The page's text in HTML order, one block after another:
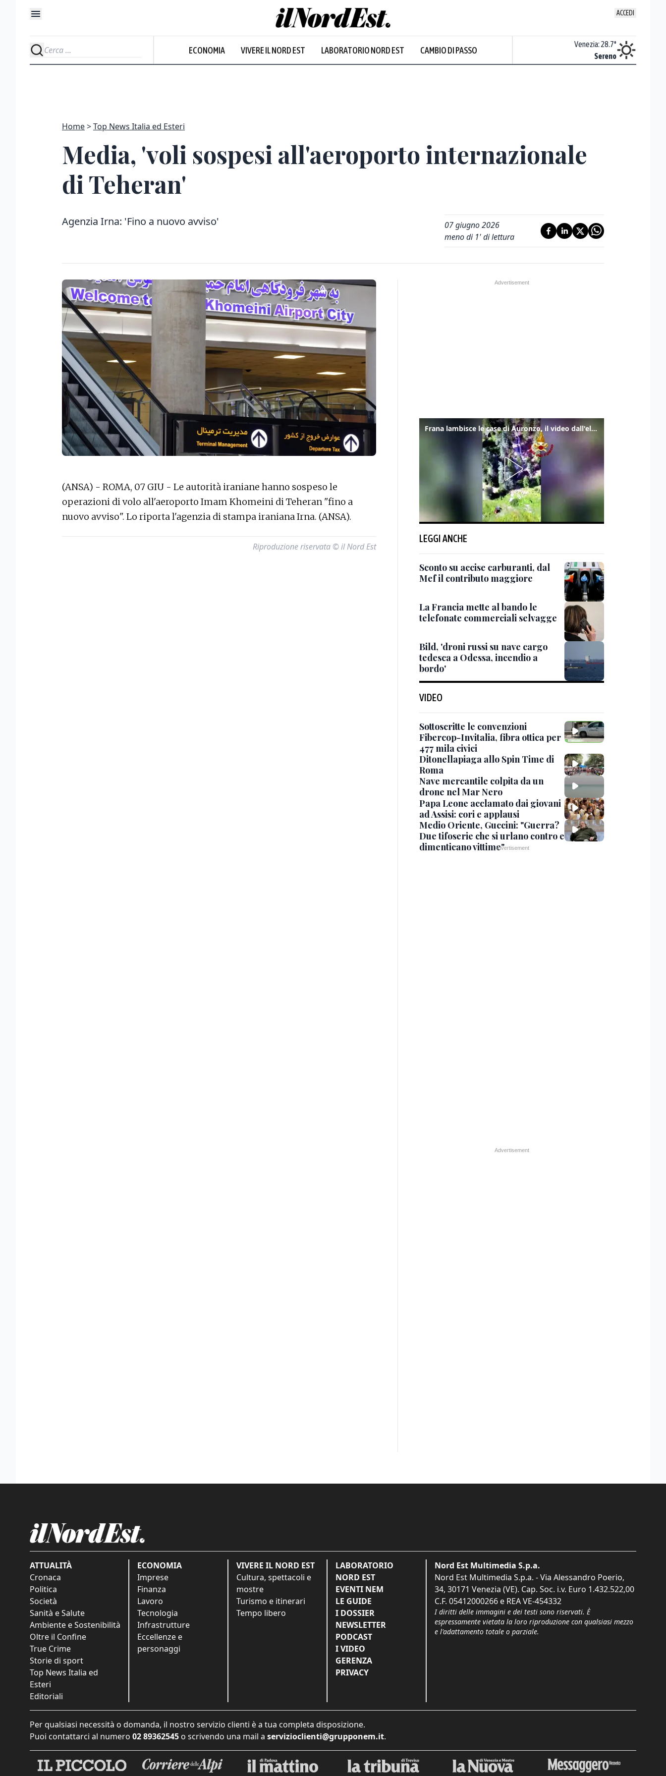
ACCEDI
ECONOMIA VIVERE IL NORD EST LABORATORIO NORD EST CAMBIO DI PASSO
Nuvoloso
Venezia: 28.7°
Sereno
Home Top News Italia ed Esteri
Media, 'voli sospesi all'aeroporto internazionale
di Teheran'
Agenzia Irna: 'Fino a nuovo avviso'
07 giugno 2026
meno di 1' di lettura
(ANSA) - ROMA, 07 GIU - Le autorità iraniane hanno sospeso le
operazioni di volo all'aeroporto Imam Khomeini di Teheran "fino a
nuovo avviso". Lo riporta l'agenzia di stampa iraniana Irna. (ANSA).
Riproduzione riservata © il Nord Est
Frana lambisce le case di Auronzo, il video dall'elicottero dei vigili del fuoco
LEGGI ANCHE
Sconto su accise carburanti, dal
Mef il contributo maggiore
La Francia mette al bando le
telefonate commerciali selvagge
Bild, 'droni russi su nave cargo
tedesca a Odessa, incendio a
bordo'
VIDEO
Sottoscritte le convenzioni
Fibercop-Invitalia, fibra ottica per
477 mila civici
Ditonellapiaga allo Spin Time di
Roma
Nave mercantile colpita da un
drone nel Mar Nero
Papa Leone acclamato dai giovani
ad Assisi: cori e applausi
Medio Oriente, Guccini: "Guerra?
Due tifoserie che si urlano contro e
dimenticano vittime"
ATTUALITÀ
Cronaca
Politica
Società
Sanità e Salute
Ambiente e Sostenibilità
Oltre il Confine
True Crime
Storie di sport
Top News Italia ed
Esteri
Editoriali
ECONOMIA
Imprese
Finanza
Lavoro
Tecnologia
Infrastrutture
Eccellenze e
personaggi
VIVERE IL NORD EST
Cultura, spettacoli e
mostre
Turismo e itinerari
Tempo libero
LABORATORIO
NORD EST
EVENTI NEM
LE GUIDE
I DOSSIER
NEWSLETTER
PODCAST
I VIDEO
GERENZA
PRIVACY
Nord Est Multimedia S.p.a.
Nord Est Multimedia S.p.a. - Via Alessandro Poerio,
34, 30171 Venezia (VE). Cap. Soc. i.v. Euro 1.432.522,00
C.F. 05412000266 e REA VE-454332
I diritti delle immagini e dei testi sono riservati. È
espressamente vietata la loro riproduzione con qualsiasi mezzo
e l'adattamento totale o parziale.
Per qualsiasi necessità o domanda, il nostro servizio clienti è a tua completa disposizione.
Puoi contattarci al numero 02 89362545 o scrivendo una mail a servizioclienti@grupponem.it.